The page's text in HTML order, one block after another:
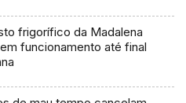
frigorífico da Madalena
funcionamento até final